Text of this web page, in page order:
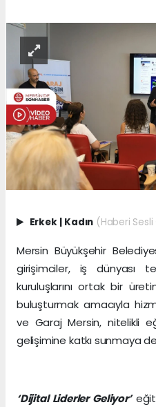
Erkek | Kadın (Haberi Sesli
Mersin Büyükşehir
girişimciler, iş dünyası
kuruluşlarını ortak bir
buluşturmak amacıyla
ve Garaj Mersin, nitelikli
gelişimine katkı sunmaya
‘Dijital Liderler Geliyor’